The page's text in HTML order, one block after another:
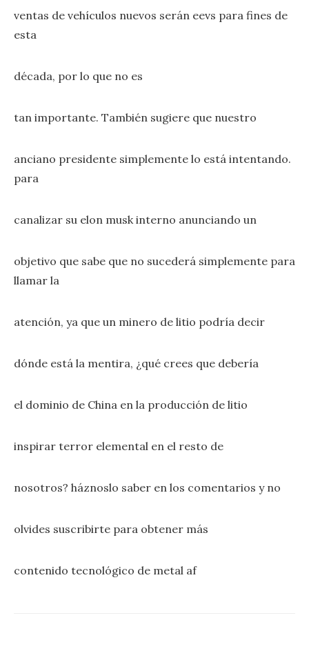
ventas de vehículos nuevos serán eevs para fines de
esta
década, por lo que no es
tan importante. También sugiere que nuestro
anciano presidente simplemente lo está intentando.
para
canalizar su elon musk interno anunciando un
objetivo que sabe que no sucederá simplemente para
llamar la
atención, ya que un minero de litio podría decir
dónde está la mentira, ¿qué crees que debería
el dominio de China en la producción de litio
inspirar terror elemental en el resto de
nosotros? háznoslo saber en los comentarios y no
olvides suscribirte para obtener más
contenido tecnológico de metal af